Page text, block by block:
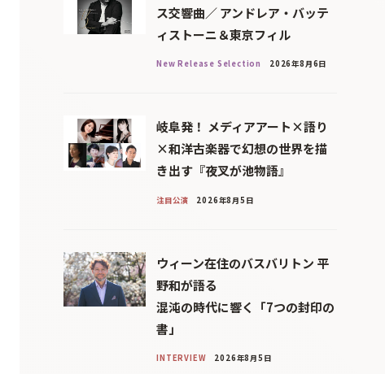
ス交響曲／ アンドレア・バッテ
ィストーニ＆東京フィル
New Release Selection 2026年8月6日
岐阜発！ メディアアート×語り
×和洋古楽器で幻想の世界を描
き出す『夜叉が池物語』
注目公演 2026年8月5日
ウィーン在住のバスバリトン 平
野和が語る
混沌の時代に響く「7つの封印の
書」
INTERVIEW 2026年8月5日